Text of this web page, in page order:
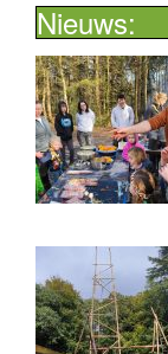
Nieuws: